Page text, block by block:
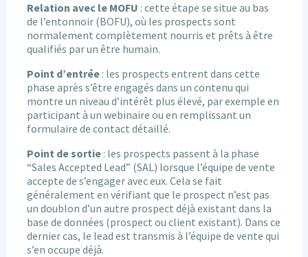
Relation avec le MOFU : cette étape se situe au bas
de l’entonnoir (BOFU), où les prospects sont
normalement complètement nourris et prêts à être
qualifiés par un être humain.
Point d’entrée: les prospects entrent dans cette
phase après s’être engagés dans un contenu qui
montre un niveau d’intérêt plus élevé, par exemple en
participant à un webinaire ou en remplissant un
formulaire de contact détaillé.
Point de sortie: les prospects passent à la phase
“Sales Accepted Lead” (SAL) lorsque l’équipe de vente
accepte de s’engager avec eux. Cela se fait
généralement en vérifiant que le prospect n’est pas
un doublon d’un autre prospect déjà existant dans la
base de données (prospect ou client existant). Dans ce
dernier cas, le lead est transmis à l’équipe de vente qui
s’en occupe déjà.